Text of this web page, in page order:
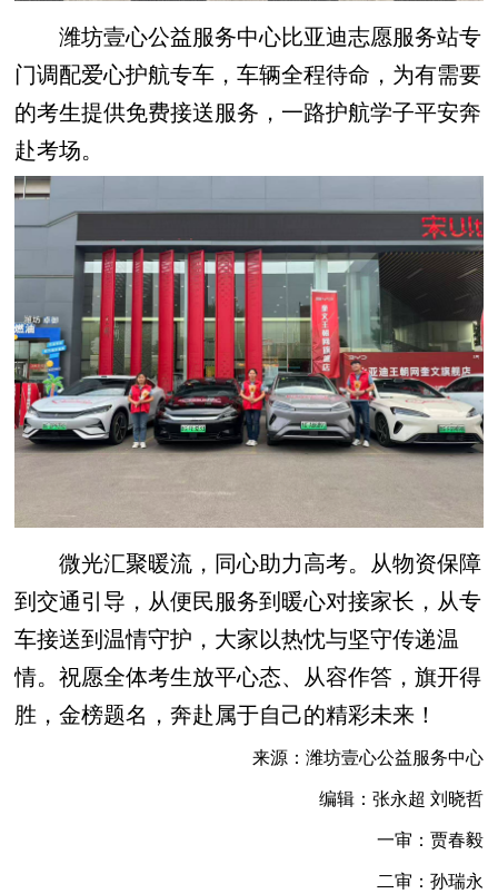
潍坊壹心公益服务中心比亚迪志愿服务站专
门调配爱心护航专车，车辆全程待命，为有需要
的考生提供免费接送服务，一路护航学子平安奔
赴考场。
微光汇聚暖流，同心助力高考。从物资保障
到交通引导，从便民服务到暖心对接家长，从专
车接送到温情守护，大家以热忱与坚守传递温
情。祝愿全体考生放平心态、从容作答，旗开得
胜，金榜题名，奔赴属于自己的精彩未来！
来源：潍坊壹心公益服务中心
编辑：张永超 刘晓哲
一审：贾春毅
二审：孙瑞永